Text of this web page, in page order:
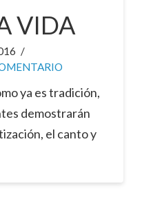
VIDA
ya es tradición,
demostrarán
el canto y